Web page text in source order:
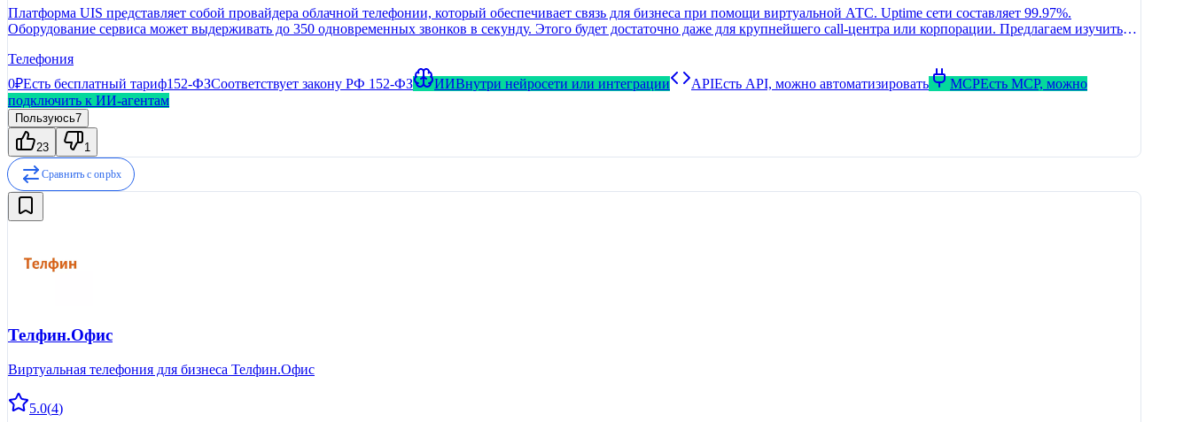
Платформа UIS представляет собой провайдера облачной телефонии, который обеспечивает связь для бизнеса при помощи виртуальной АТС. Uptime сети составляет 99.97%.
Оборудование сервиса может выдерживать до 350 одновременных звонков в секунду. Этого будет достаточно даже для крупнейшего call-центра или корпорации. Предлагаем изучить
Телефония
0₽Есть бесплатный тариф152-ФЗСоответствует закону РФ 152-ФЗ ИИВнутри нейросети или интеграции APIЕсть API, можно автоматизировать MCPЕсть MCP, можно
подключить к ИИ-агентам
Пользуюсь7
23 1
Сравнить сonpbx
Телфин.Офис
Виртуальная телефония для бизнеса Телфин.Офис
5.0(4)